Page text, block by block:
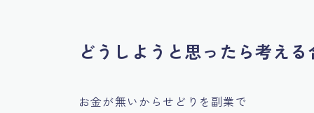
どうしようと思ったら考える
お金が無いからせどりを副業で